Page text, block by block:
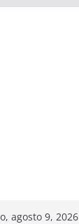
agosto 9, 2026